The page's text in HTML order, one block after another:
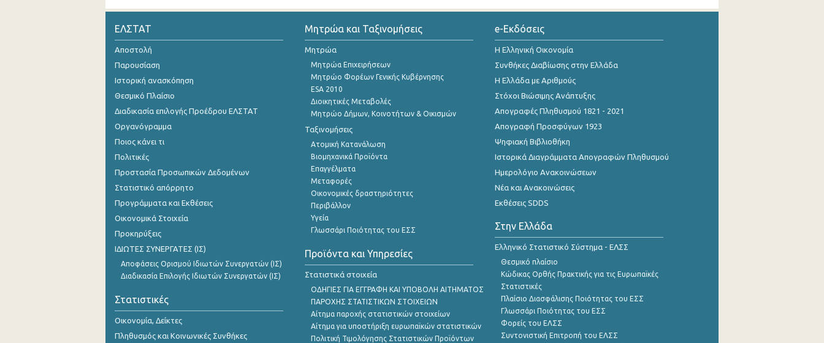
ΕΛΣΤΑΤ
Αποστολή
Παρουσίαση
Ιστορική ανασκόπηση
Θεσμικό Πλαίσιο
Διαδικασία επιλογής Προέδρου ΕΛΣΤΑΤ
Οργανόγραμμα
Ποιος κάνει τι
Πολιτικές
Προστασία Προσωπικών Δεδομένων
Στατιστικό απόρρητο
Προγράμματα και Εκθέσεις
Οικονομικά Στοιχεία
Προκηρύξεις
ΙΔΙΩΤΕΣ ΣΥΝΕΡΓΑΤΕΣ (ΙΣ)
Αποφάσεις Ορισμού Ιδιωτών Συνεργατών (ΙΣ)
Διαδικασία Επιλογής Ιδιωτών Συνεργατών (ΙΣ)
Στατιστικές
Οικονομία, Δείκτες
Πληθυσμός και Κοινωνικές Συνθήκες
Μητρώα και Ταξινομήσεις
Μητρώα
Μητρώα Επιχειρήσεων
Μητρώο Φορέων Γενικής Κυβέρνησης
ESA 2010
Διοικητικές Μεταβολές
Μητρώο Δήμων, Κοινοτήτων & Οικισμών
Ταξινομήσεις
Ατομική Κατανάλωση
Βιομηχανικά Προϊόντα
Επαγγέλματα
Μεταφορές
Οικονομικές δραστηριότητες
Περιβάλλον
Υγεία
Γλωσσάρι Ποιότητας του ΕΣΣ
Προϊόντα και Υπηρεσίες
Στατιστικά στοιχεία
ΟΔΗΓΙΕΣ ΓΙΑ ΕΓΓΡΑΦΗ ΚΑΙ ΥΠΟΒΟΛΗ ΑΙΤΗΜΑΤΟΣ
ΠΑΡΟΧΗΣ ΣΤΑΤΙΣΤΙΚΩΝ ΣΤΟΙΧΕΙΩΝ
Αίτημα παροχής στατιστικών στοιχείων
Αίτημα για υποστήριξη ευρωπαϊκών στατιστικών
Πολιτική Τιμολόγησης Στατιστικών Προϊόντων
e-Εκδόσεις
Η Ελληνική Οικονομία
Συνθήκες Διαβίωσης στην Ελλάδα
Η Ελλάδα με Αριθμούς
Στόχοι Βιώσιμης Ανάπτυξης
Απογραφές Πληθυσμού 1821 - 2021
Απογραφή Προσφύγων 1923
Ψηφιακή Βιβλιοθήκη
Ιστορικά Διαγράμματα Απογραφών Πληθυσμού
Ημερολόγιο Ανακοινώσεων
Νέα και Ανακοινώσεις
Εκθέσεις SDDS
Στην Ελλάδα
Ελληνικό Στατιστικό Σύστημα - ΕΛΣΣ
Θεσμικό πλαίσιο
Κώδικας Ορθής Πρακτικής για τις Ευρωπαϊκές
Στατιστικές
Πλαίσιο Διασφάλισης Ποιότητας του ΕΣΣ
Γλωσσάρι Ποιότητας του ΕΣΣ
Φορείς του ΕΛΣΣ
Συντονιστική Επιτροπή του ΕΛΣΣ